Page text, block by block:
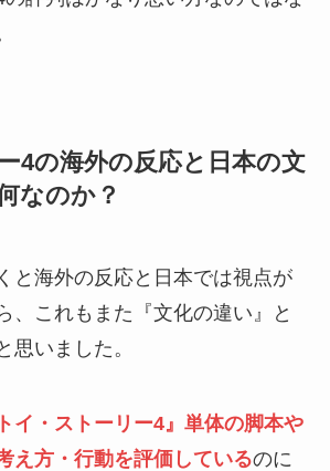
4の海外の反応と日本の文
なのか？
と海外の反応と日本では視点が
、これもまた『文化の違い』と
思いました。
トイ・ストーリー4』単体の脚本や
え方・行動を評価しているのに